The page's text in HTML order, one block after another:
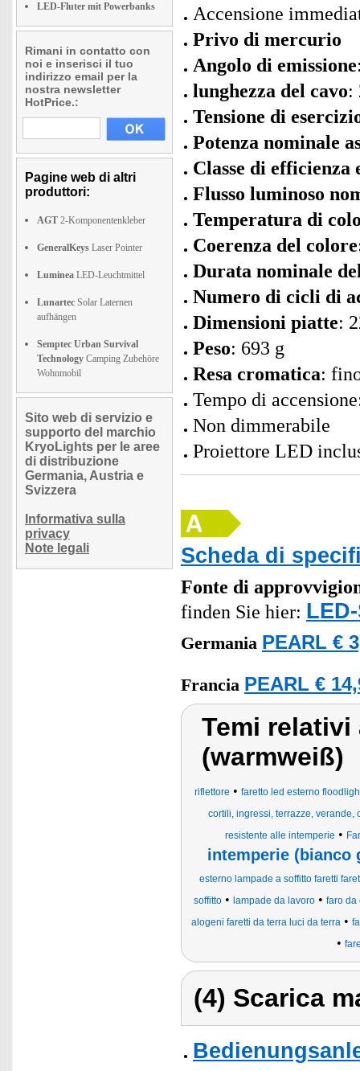
LED-Fluter mit Powerbanks
Rimani in contatto con
noi e inserisci il tuo
indirizzo email per la
nostra newsletter
HotPrice.:
Pagine web di altri
produttori:
AGT 2-Komponentenkleber
GeneralKeys Laser Pointer
Luminea LED-Leuchtmittel
Lunartec Solar Laternen
aufhängen
Semptec Urban Survival
Technology Camping Zubehöre
Wohnmobil
Sito web di servizio e
supporto del marchio
KryoLights per le aree
di distribuzione
Germania, Austria e
Svizzera
Informativa sulla
privacy
Note legali
Accensione
Privo di mercurio
Angolo di emissione
lunghezza del cavo:
Tensione di
Potenza nominale
Classe di efficienza
Flusso luminoso
Temperatura di
Coerenza del
Durata nominale
Numero di cicli di
Dimensioni piatte:
Peso: 693 g
Resa cromatica:
Tempo di
Non dimmerabile
Proiettore LED
Scheda di
Fonte di
finden Sie hier:
Germania PEARL €
Francia PEARL €
Temi relativi
(warmweiß)
riflettore • faretto led esterno
cortili, ingressi, terrazze, verande,
resistente alle intemperie •
intemperie (bianco
esterno lampade a soffitto faretti
soffitto • lampade da lavoro • faro da
alogeni faretti da terra luci da terra •
•
(4) Scarica